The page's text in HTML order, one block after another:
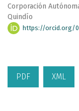
Corporación
Quindío
https://orcid.org/
PDF XML